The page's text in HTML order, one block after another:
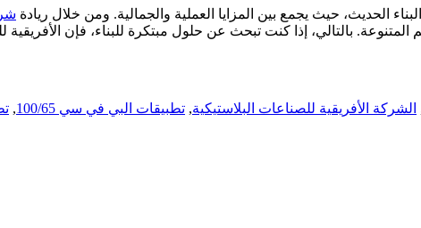
بالتالي، إذا كنت تبحث عن حلول مبتكرة للبناء، فإن الأفريقية
الشركة الأفريقية للصناعات البلاستيكية, تطبيقات البي في سي 100/65 ,